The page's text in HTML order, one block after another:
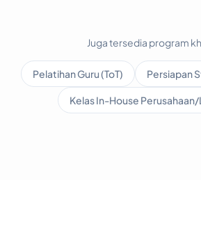
Juga tersedia program
Pelatihan Guru (ToT) Persiapan
Kelas In-House